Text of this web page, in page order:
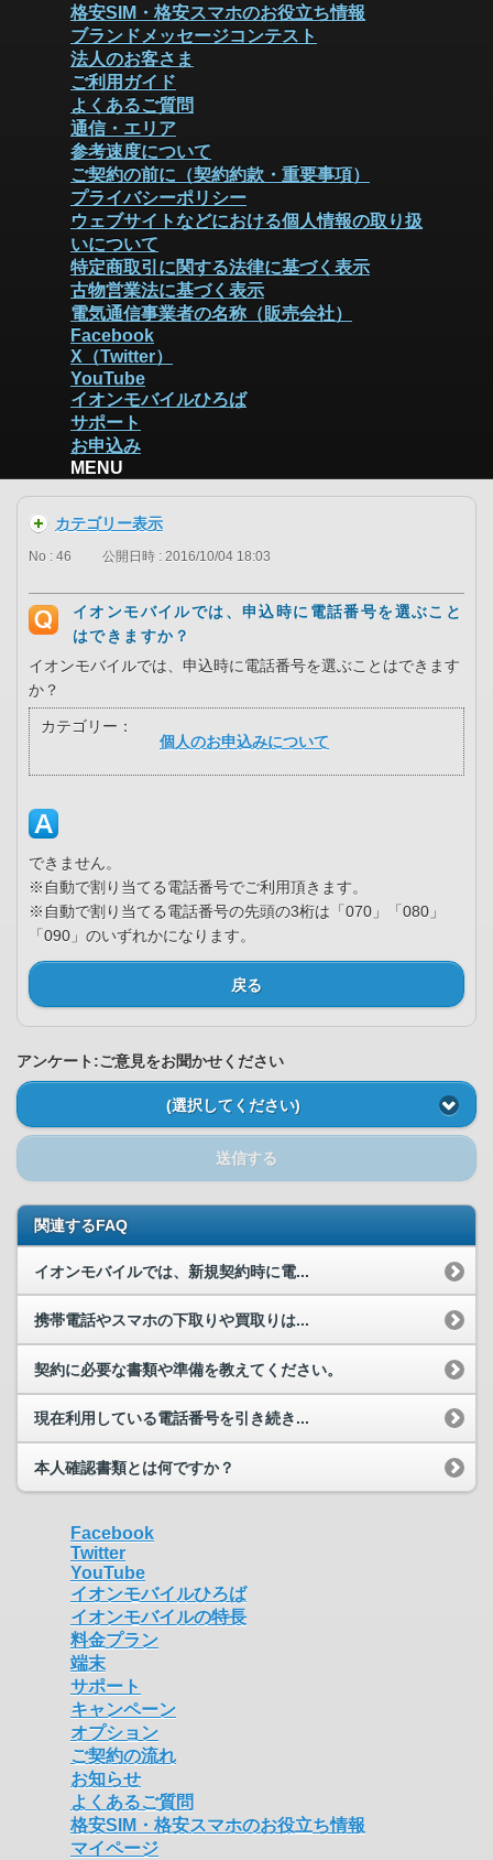
格安SIM・格安スマホのお役立ち情報
ブランドメッセージコンテスト
法人のお客さま
ご利用ガイド
よくあるご質問
通信・エリア
参考速度について
ご契約の前に（契約約款・重要事項）
プライバシーポリシー
ウェブサイトなどにおける個人情報の取り扱
いについて
特定商取引に関する法律に基づく表示
古物営業法に基づく表示
電気通信事業者の名称（販売会社）
Facebook
X（Twitter）
YouTube
イオンモバイルひろば
サポート
お申込み
MENU
カテゴリー表示
No : 46 公開日時 : 2016/10/04 18:03
イオンモバイルでは、申込時に電話番号を選ぶこと
はできますか？
イオンモバイルでは、申込時に電話番号を選ぶことはできます
か？
カテゴリー：
個人のお申込みについて
できません。
※自動で割り当てる電話番号でご利用頂きます。
※自動で割り当てる電話番号の先頭の3桁は「070」「080」
「090」のいずれかになります。
戻る
アンケート:ご意見をお聞かせください
(選択してください)
送信する
関連するFAQ
イオンモバイルでは、新規契約時に電...
携帯電話やスマホの下取りや買取りは...
契約に必要な書類や準備を教えてください。
現在利用している電話番号を引き続き...
本人確認書類とは何ですか？
Facebook
Twitter
YouTube
イオンモバイルひろば
イオンモバイルの特長
料金プラン
端末
サポート
キャンペーン
オプション
ご契約の流れ
お知らせ
よくあるご質問
格安SIM・格安スマホのお役立ち情報
マイページ